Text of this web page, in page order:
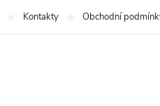
Kontakty Obchodní